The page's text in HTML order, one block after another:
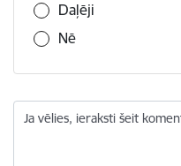
Daļēji
Nē
Ja vēlies, ieraksti šeit